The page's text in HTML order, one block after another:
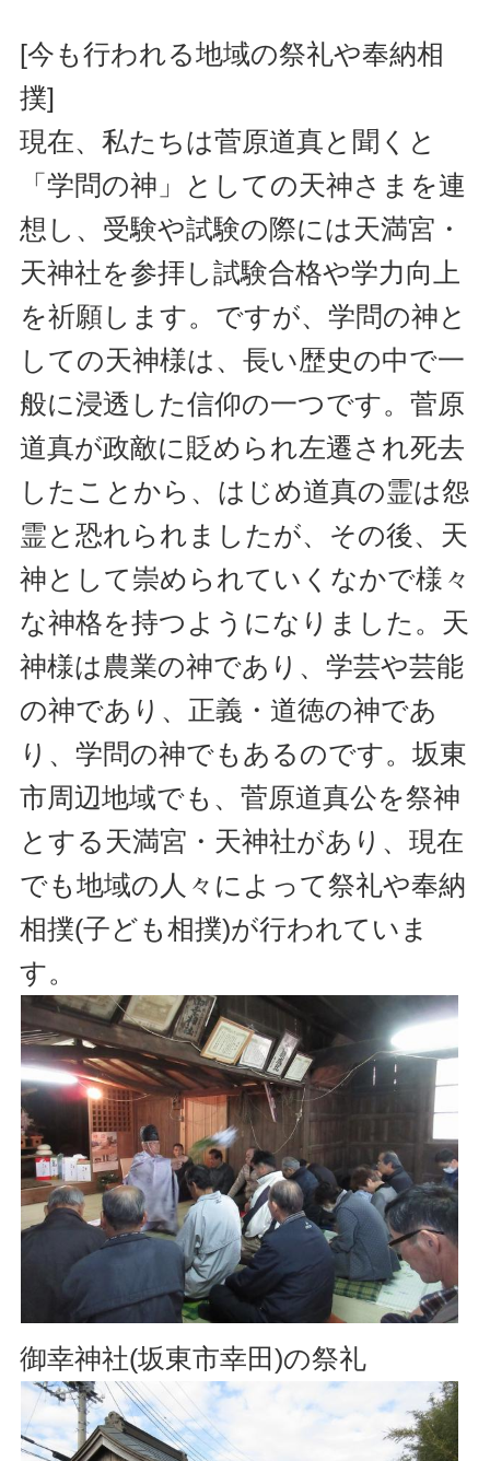
[今も行われる地域の祭礼や奉納相
撲]
現在、私たちは菅原道真と聞くと
「学問の神」としての天神さまを連
想し、受験や試験の際には天満宮・
天神社を参拝し試験合格や学力向上
を祈願します。ですが、学問の神と
しての天神様は、長い歴史の中で一
般に浸透した信仰の一つです。菅原
道真が政敵に貶められ左遷され死去
したことから、はじめ道真の霊は怨
霊と恐れられましたが、その後、天
神として崇められていくなかで様々
な神格を持つようになりました。天
神様は農業の神であり、学芸や芸能
の神であり、正義・道徳の神であ
り、学問の神でもあるのです。坂東
市周辺地域でも、菅原道真公を祭神
とする天満宮・天神社があり、現在
でも地域の人々によって祭礼や奉納
相撲(子ども相撲)が行われていま
す。
御幸神社(坂東市幸田)の祭礼